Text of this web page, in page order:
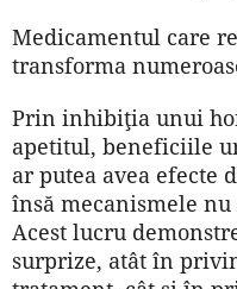
Medicamentul care
transforma
Prin inhibiţia unui
apetitul, beneficiile
ar putea avea
însă mecanismele
Acest lucru
surprize, atât în